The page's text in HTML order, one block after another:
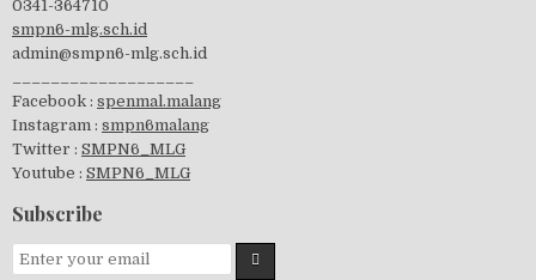
Perayaan HUT RI-74
visitasi PPK 2019
GSF 2019
0341-364710
smpn6-mlg.sch.id
admin@smpn6-mlg.sch.id
Facebook : spenmal.malang
Instagram : smpn6malang
Twitter : SMPN6_MLG
Youtube : SMPN6_MLG
Subscribe